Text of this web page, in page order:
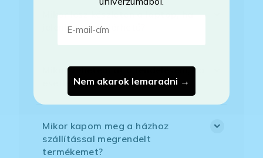
Mikor lesz készleten a laptop, ha
jelenleg nem elérhető?
Mikor vehetem át a rendelésem, ha
esetleg bővítést is kértem?
Mikor kapom meg a házhoz
szállítással megrendelt
termékemet?
Nem akarok lemaradni →